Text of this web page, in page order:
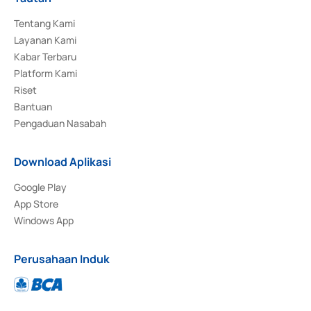
Tentang Kami
Layanan Kami
Kabar Terbaru
Platform Kami
Riset
Bantuan
Pengaduan Nasabah
Download Aplikasi
Google Play
App Store
Windows App
Perusahaan Induk